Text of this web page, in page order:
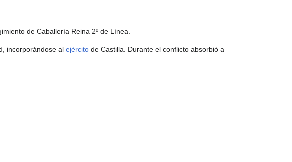
de Caballería Reina 2º de Línea.
incorporándose al ejército de Castilla. Durante el conflicto absorbió a